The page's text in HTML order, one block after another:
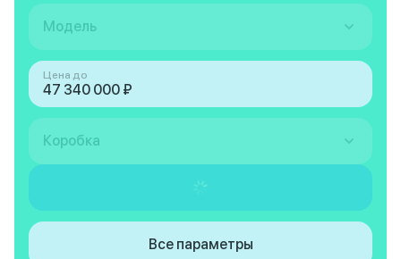
Модель
Цена до
Коробка
Все параметры